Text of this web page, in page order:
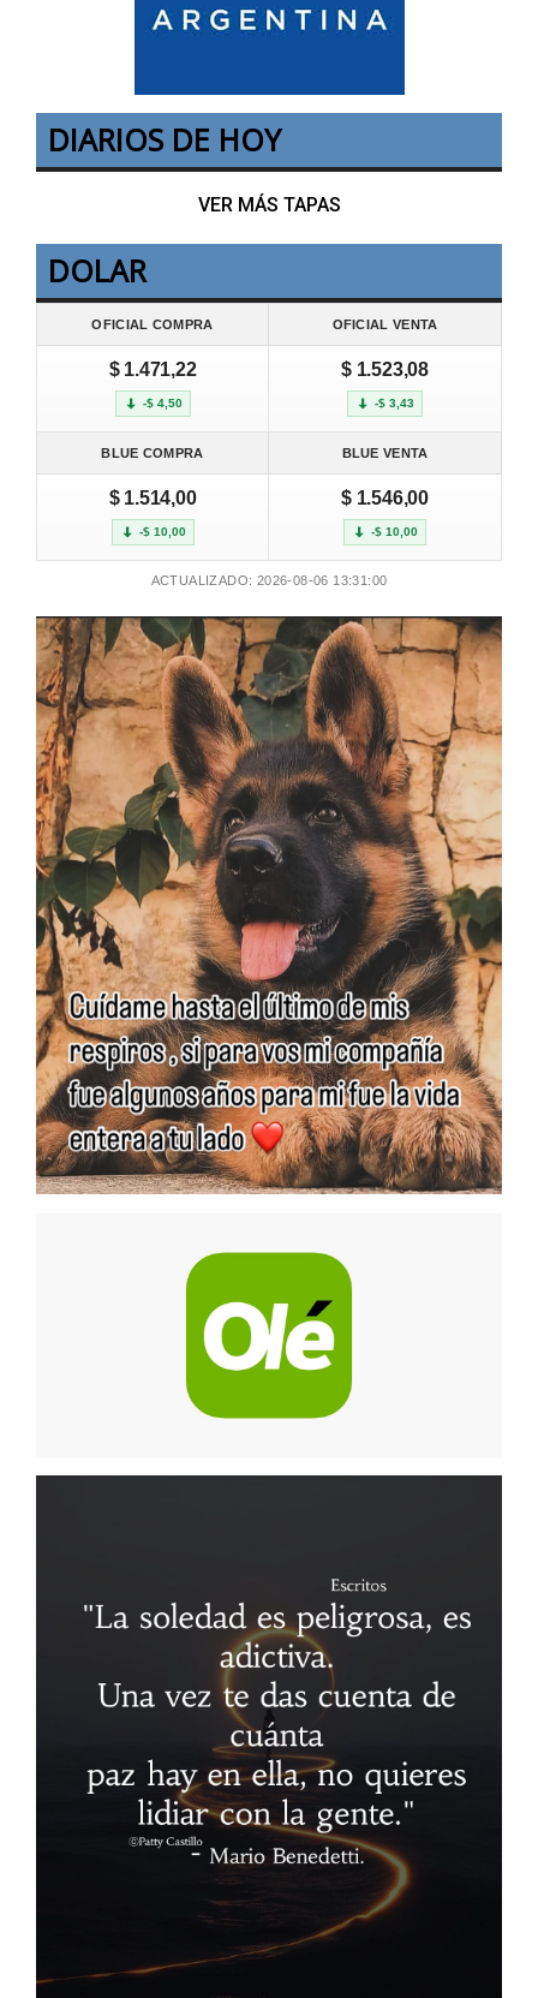
DIARIOS DE HOY
VER MÁS TAPAS
DOLAR
OFICIAL COMPRA OFICIAL VENTA
$ 1.471,22
-$ 4,50
$ 1.523,08
-$ 3,43
BLUE COMPRA BLUE VENTA
$ 1.514,00
-$ 10,00
$ 1.546,00
-$ 10,00
ACTUALIZADO: 2026-08-06 13:31:00